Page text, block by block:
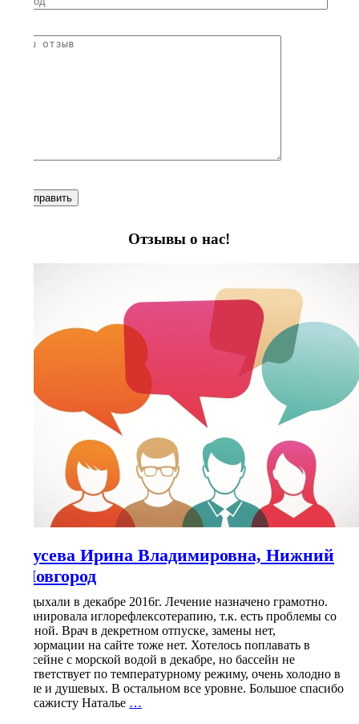
Отзывы о нас!
Гусева Ирина Владимировна, Нижний
Новгород
Отдыхали в декабре 2016г. Лечение назначено грамотно.
Планировала иглорефлексотерапию, т.к. есть проблемы со
спиной. Врач в декретном отпуске, замены нет,
информации на сайте тоже нет. Хотелось поплавать в
бассейне с морской водой в декабре, но бассейн не
соответствует по температурному режиму, очень холодно в
чаше и душевых. В остальном все уровне. Большое спасибо
массажисту Наталье …